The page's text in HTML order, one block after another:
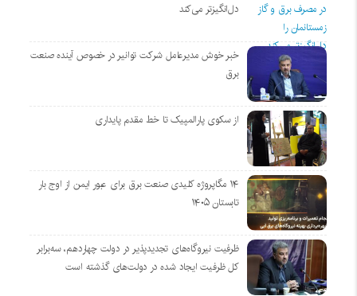
دل‌انگیزتر می‌کند
خبر خوش مدیرعامل شرکت توانیر در خصوص آینده صنعت
برق
از سکوی پارالمپیک تا خط مقدم پایداری
۱۴ مگاپروژه‌ کلیدی صنعت برق برای عبور ایمن از اوج بار
تابستان ۱۴۰۵
ظرفیت نیروگاه‌های تجدیدپذیر در دولت چهاردهم، سه‌برابر
کل ظرفیت ایجاد شده در دولت‌های گذشته است